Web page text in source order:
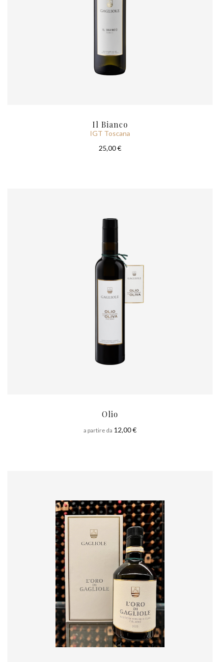
Il Bianco
IGT Toscana
25,00 €
Olio
a partire da 12,00 €